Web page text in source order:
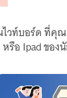
ไวท์บอร์ด ที่
รือ Ipad ของ